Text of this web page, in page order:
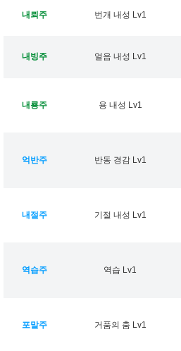
내뢰주 번개 내성 Lv1
내빙주 얼음 내성 Lv1
내룡주 용 내성 Lv1
억반주 반동 경감 Lv1
내절주 기절 내성 Lv1
역습주 역습 Lv1
포말주 거품의 춤 Lv1